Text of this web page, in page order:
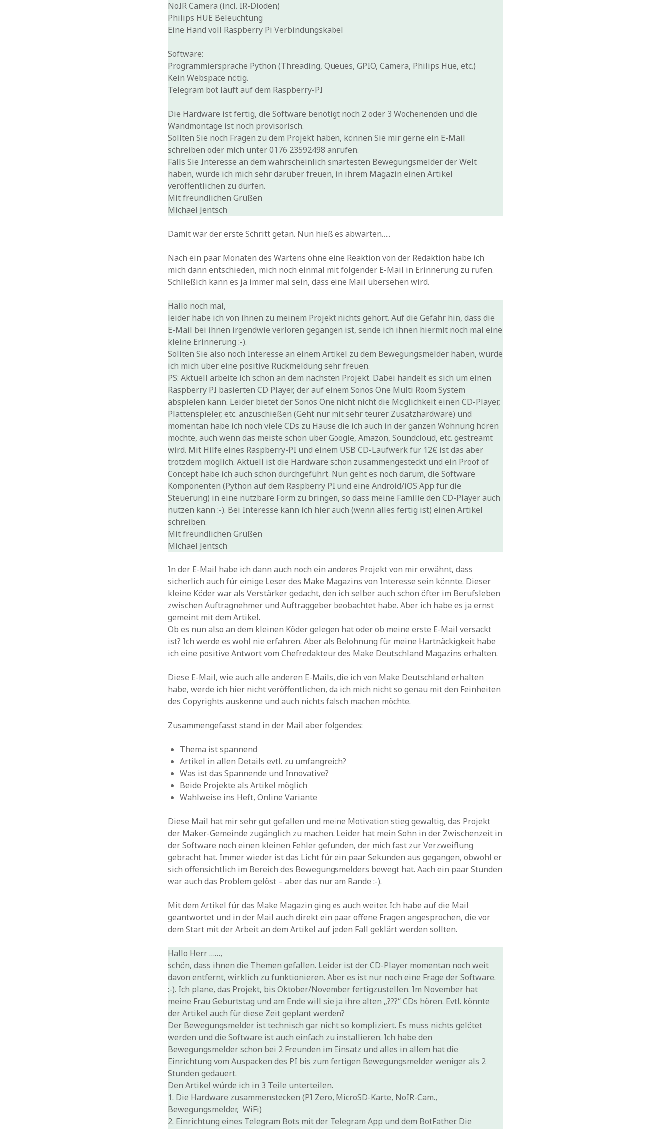
NoIR Camera (incl. IR-Dioden)
Philips HUE Beleuchtung
Eine Hand voll Raspberry Pi Verbindungskabel
Software:
Programmiersprache Python (Threading, Queues, GPIO, Camera, Philips Hue, etc.)
Kein Webspace nötig.
Telegram bot läuft auf dem Raspberry-PI
Die Hardware ist fertig, die Software benötigt noch 2 oder 3 Wochenenden und die
Wandmontage ist noch provisorisch.
Sollten Sie noch Fragen zu dem Projekt haben, können Sie mir gerne ein E-Mail
schreiben oder mich unter 0176 23592498 anrufen.
Falls Sie Interesse an dem wahrscheinlich smartesten Bewegungsmelder der Welt
haben, würde ich mich sehr darüber freuen, in ihrem Magazin einen Artikel
veröffentlichen zu dürfen.
Mit freundlichen Grüßen
Michael Jentsch
Damit war der erste Schritt getan. Nun hieß es abwarten…..
Nach ein paar Monaten des Wartens ohne eine Reaktion von der Redaktion habe ich
mich dann entschieden, mich noch einmal mit folgender E-Mail in Erinnerung zu rufen.
Schließich kann es ja immer mal sein, dass eine Mail übersehen wird.
Hallo noch mal,
leider habe ich von ihnen zu meinem Projekt nichts gehört. Auf die Gefahr hin, dass die
E-Mail bei ihnen irgendwie verloren gegangen ist, sende ich ihnen hiermit noch mal eine
kleine Erinnerung :-).
Sollten Sie also noch Interesse an einem Artikel zu dem Bewegungsmelder haben, würde
ich mich über eine positive Rückmeldung sehr freuen.
PS: Aktuell arbeite ich schon an dem nächsten Projekt. Dabei handelt es sich um einen
Raspberry PI basierten CD Player, der auf einem Sonos One Multi Room System
abspielen kann. Leider bietet der Sonos One nicht nicht die Möglichkeit einen CD-Player,
Plattenspieler, etc. anzuschießen (Geht nur mit sehr teurer Zusatzhardware) und
momentan habe ich noch viele CDs zu Hause die ich auch in der ganzen Wohnung hören
möchte, auch wenn das meiste schon über Google, Amazon, Soundcloud, etc. gestreamt
wird. Mit Hilfe eines Raspberry-PI und einem USB CD-Laufwerk für 12€ ist das aber
trotzdem möglich. Aktuell ist die Hardware schon zusammengesteckt und ein Proof of
Concept habe ich auch schon durchgeführt. Nun geht es noch darum, die Software
Komponenten (Python auf dem Raspberry PI und eine Android/iOS App für die
Steuerung) in eine nutzbare Form zu bringen, so dass meine Familie den CD-Player auch
nutzen kann :-). Bei Interesse kann ich hier auch (wenn alles fertig ist) einen Artikel
schreiben.
Mit freundlichen Grüßen
Michael Jentsch
In der E-Mail habe ich dann auch noch ein anderes Projekt von mir erwähnt, dass
sicherlich auch für einige Leser des Make Magazins von Interesse sein könnte. Dieser
kleine Köder war als Verstärker gedacht, den ich selber auch schon öfter im Berufsleben
zwischen Auftragnehmer und Auftraggeber beobachtet habe. Aber ich habe es ja ernst
gemeint mit dem Artikel.
Ob es nun also an dem kleinen Köder gelegen hat oder ob meine erste E-Mail versackt
ist? Ich werde es wohl nie erfahren. Aber als Belohnung für meine Hartnäckigkeit habe
ich eine positive Antwort vom Chefredakteur des Make Deutschland Magazins erhalten.
Diese E-Mail, wie auch alle anderen E-Mails, die ich von Make Deutschland erhalten
habe, werde ich hier nicht veröffentlichen, da ich mich nicht so genau mit den Feinheiten
des Copyrights auskenne und auch nichts falsch machen möchte.
Zusammengefasst stand in der Mail aber folgendes:
Thema ist spannend
Artikel in allen Details evtl. zu umfangreich?
Was ist das Spannende und Innovative?
Beide Projekte als Artikel möglich
Wahlweise ins Heft, Online Variante
Diese Mail hat mir sehr gut gefallen und meine Motivation stieg gewaltig, das Projekt
der Maker-Gemeinde zugänglich zu machen. Leider hat mein Sohn in der Zwischenzeit in
der Software noch einen kleinen Fehler gefunden, der mich fast zur Verzweiflung
gebracht hat. Immer wieder ist das Licht für ein paar Sekunden aus gegangen, obwohl er
sich offensichtlich im Bereich des Bewegungsmelders bewegt hat. Aach ein paar Stunden
war auch das Problem gelöst – aber das nur am Rande :-).
Mit dem Artikel für das Make Magazin ging es auch weiter. Ich habe auf die Mail
geantwortet und in der Mail auch direkt ein paar offene Fragen angesprochen, die vor
dem Start mit der Arbeit an dem Artikel auf jeden Fall geklärt werden sollten.
Hallo Herr ……,
schön, dass ihnen die Themen gefallen. Leider ist der CD-Player momentan noch weit
davon entfernt, wirklich zu funktionieren. Aber es ist nur noch eine Frage der Software.
:-). Ich plane, das Projekt, bis Oktober/November fertigzustellen. Im November hat
meine Frau Geburtstag und am Ende will sie ja ihre alten „???“ CDs hören. Evtl. könnte
der Artikel auch für diese Zeit geplant werden?
Der Bewegungsmelder ist technisch gar nicht so kompliziert. Es muss nichts gelötet
werden und die Software ist auch einfach zu installieren. Ich habe den
Bewegungsmelder schon bei 2 Freunden im Einsatz und alles in allem hat die
Einrichtung vom Auspacken des PI bis zum fertigen Bewegungsmelder weniger als 2
Stunden gedauert.
Den Artikel würde ich in 3 Teile unterteilen.
1. Die Hardware zusammenstecken (PI Zero, MicroSD-Karte, NoIR-Cam.,
Bewegungsmelder, WiFi)
2. Einrichtung eines Telegram Bots mit der Telegram App und dem BotFather. Die